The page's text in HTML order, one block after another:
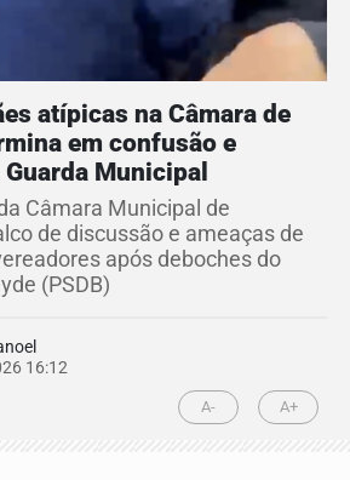
atípicas na Câmara de
em confusão e
Municipal
Câmara Municipal de
de discussão e ameaças de
após deboches do
(PSDB)
16:12
A- A+